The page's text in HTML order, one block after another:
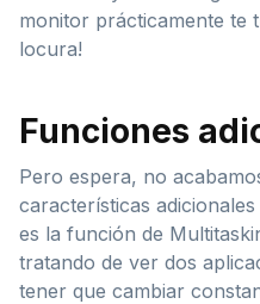
monitor prácticamente te
locura!
Funciones
Pero espera, no
características
es la función de
tratando de ver dos
tener que cambiar